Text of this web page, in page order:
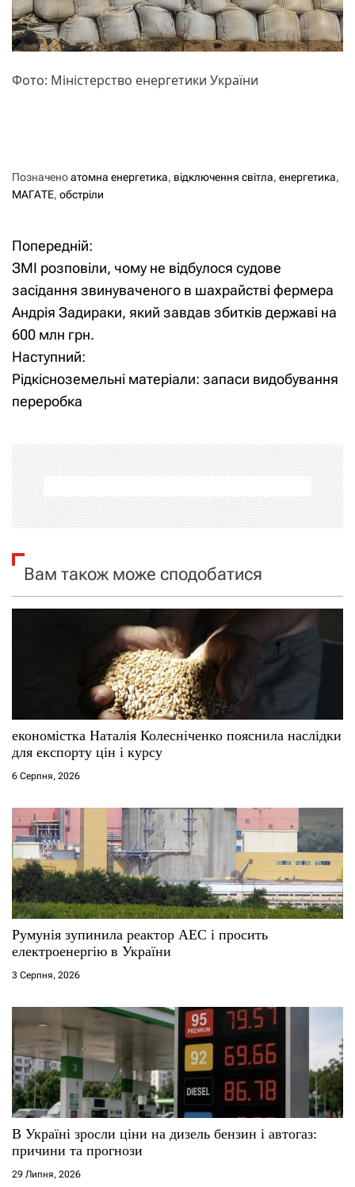
Фото: Міністерство енергетики України
Позначеноатомна енергетика, відключення світла, енергетика,
МАГАТЕ, обстріли
Н
а
в
і
г
ц
і
я
з
а
і
в
Попередній:
ЗМІ розповіли, чому не відбулося судове
засідання звинуваченого в шахрайстві фермера
Андрія Задираки, який завдав збитків державі на
600 млн грн.
Наступний:
Рідкісноземельні матеріали: запаси видобування
переробка
Вам також може сподобатися
економістка Наталія Колесніченко пояснила наслідки
для експорту цін і курсу
6 Серпня, 2026
Румунія зупинила реактор АЕС і просить
електроенергію в України
3 Серпня, 2026
В Україні зросли ціни на дизель бензин і автогаз:
причини та прогнози
29 Липня, 2026